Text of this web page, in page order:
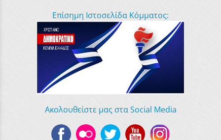
Επίσημη Ιστοσελίδα Κόμματος:
Ακολουθείστε μας στα Social Media